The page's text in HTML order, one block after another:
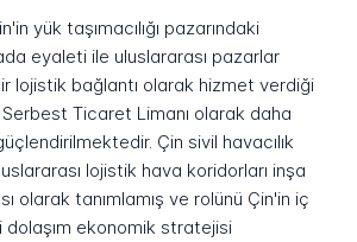
yük taşımacılığı pazarındaki
eyaleti ile uluslararası pazarlar
lojistik bağlantı olarak hizmet verdiği
Ticaret Limanı olarak daha
Çin sivil havacılık
lojistik hava koridorları inşa
olarak tanımlamış ve rolünü Çin'in iç
dolaşım ekonomik stratejisi